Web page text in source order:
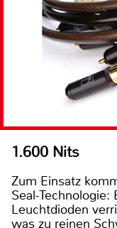
1.600 Nits
Zum Einsatz
Seal-Technologie:
Leuchtdioden
was zu reinen